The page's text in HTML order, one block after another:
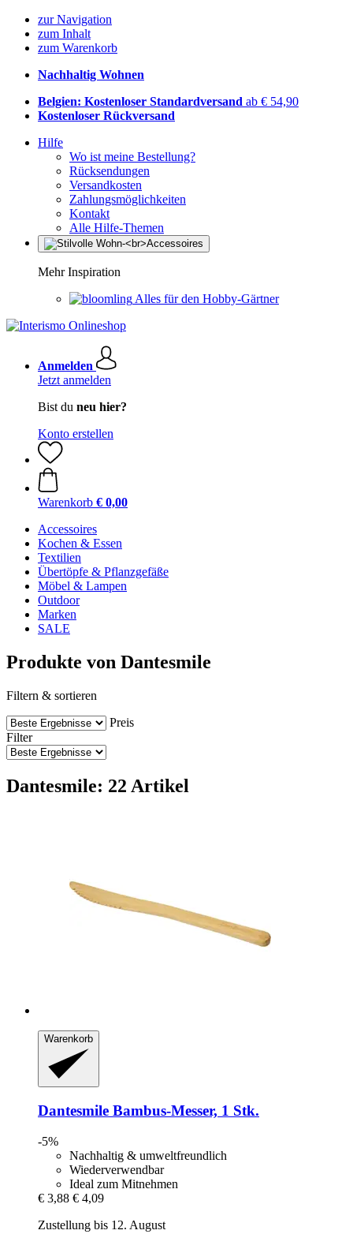
zur Navigation
zum Inhalt
zum Warenkorb
Nachhaltig Wohnen
Belgien: Kostenloser Standardversand ab € 54,90
Kostenloser Rückversand
Hilfe
Wo ist meine Bestellung?
Rücksendungen
Versandkosten
Zahlungsmöglichkeiten
Kontakt
Alle Hilfe-Themen
Mehr Inspiration
Alles für den Hobby-Gärtner
Anmelden
Jetzt anmelden
Bist du neu hier?
Konto erstellen
Warenkorb € 0,00
Accessoires
Kochen & Essen
Textilien
Übertöpfe & Pflanzgefäße
Möbel & Lampen
Outdoor
Marken
SALE
Produkte von Dantesmile
Filtern & sortieren
Preis
Filter
Dantesmile: 22 Artikel
Warenkorb
Dantesmile Bambus-​Messer, 1 Stk.
-5%
Nachhaltig & umweltfreundlich
Wiederverwendbar
Ideal zum Mitnehmen
€ 3,88 € 4,09
Zustellung bis 12. August